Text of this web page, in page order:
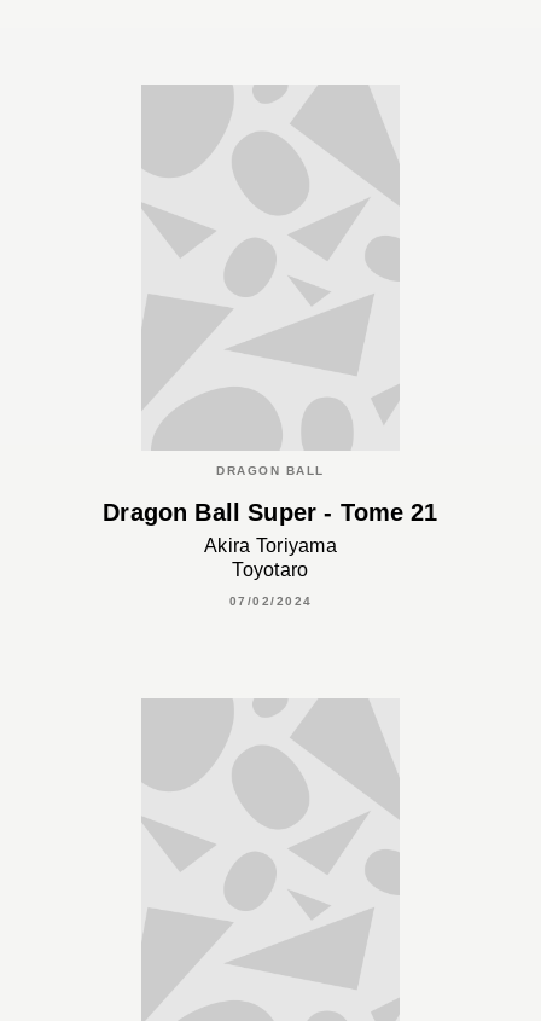
DRAGON BALL
Dragon Ball Super - Tome 21
Akira Toriyama
Toyotaro
07/02/2024